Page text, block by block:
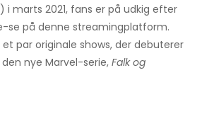
marts 2021, fans er på udkig efter
se på denne streamingplatform.
par originale shows, der debuterer
nye Marvel-serie, Falk og